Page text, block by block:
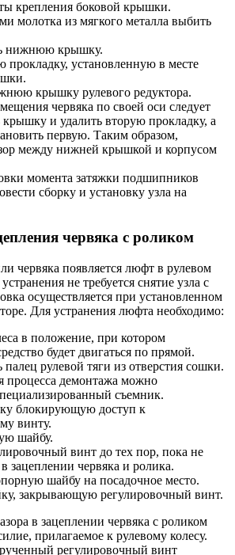
крепления боковой крышки.
молотка из мягкого металла выбить
нижнюю крышку.
прокладку, установленную в месте
крышку рулевого редуктора.
червяка по своей оси следует
крышку и удалить вторую прокладку, а
первую. Таким образом,
между нижней крышкой и корпусом
момента затяжки подшипников
сборку и установку узла на
червяка с роликом
червяка появляется люфт в рулевом
не требуется снятие узла с
осуществляется при установленном
Для устранения люфта необходимо:
в положение, при котором
будет двигаться по прямой.
рулевой тяги из отверстия сошки.
процесса демонтажа можно
съемник.
блокирующую доступ к
винту.
шайбу.
винт до тех пор, пока не
зацеплении червяка и ролика.
шайбу на посадочное место.
закрывающую регулировочный винт.
в зацеплении червяка с роликом
прилагаемое к рулевому колесу.
регулировочный винт